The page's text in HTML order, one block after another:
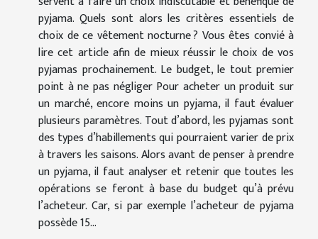
pyjama. Quels sont alors les critères essentiels de
choix de ce vêtement nocturne ? Vous êtes convié à
lire cet article afin de mieux réussir le choix de vos
pyjamas prochainement. Le budget, le tout premier
point à ne pas négliger Pour acheter un produit sur
un marché, encore moins un pyjama, il faut évaluer
plusieurs paramètres. Tout d’abord, les pyjamas sont
des types d’habillements qui pourraient varier de prix
à travers les saisons. Alors avant de penser à prendre
un pyjama, il faut analyser et retenir que toutes les
opérations se feront à base du budget qu’à prévu
l’acheteur. Car, si par exemple l’acheteur de pyjama
possède 15...